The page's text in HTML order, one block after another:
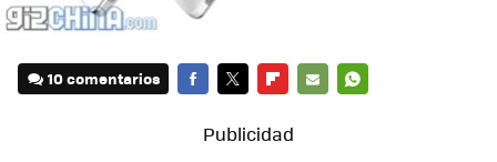
10 comentarios